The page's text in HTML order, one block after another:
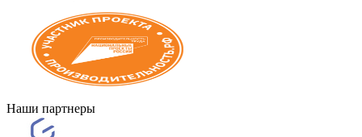
Наши партнеры